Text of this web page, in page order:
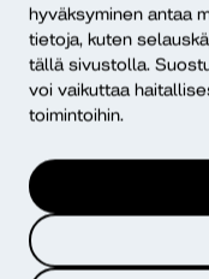
hyväksyminen antaa
tietoja, kuten
tällä sivustolla.
voi vaikuttaa
toimintoihin.
alkaen.